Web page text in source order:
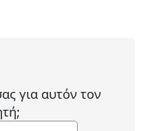
για αυτόν τον